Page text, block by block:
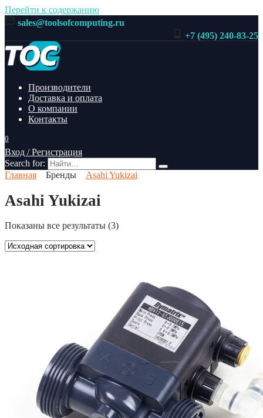
Перейти к содержанию
sales@toolsofcomputing.ru
+7 (495) 240-83-25
Производители
Доставка и оплата
О компании
Контакты
0
Вход / Регистрация
Search for:
Главная
Бренды Asahi Yukizai
Asahi Yukizai
Показаны все результаты (3)